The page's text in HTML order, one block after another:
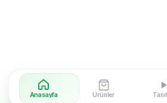
Anasayfa Ürünler